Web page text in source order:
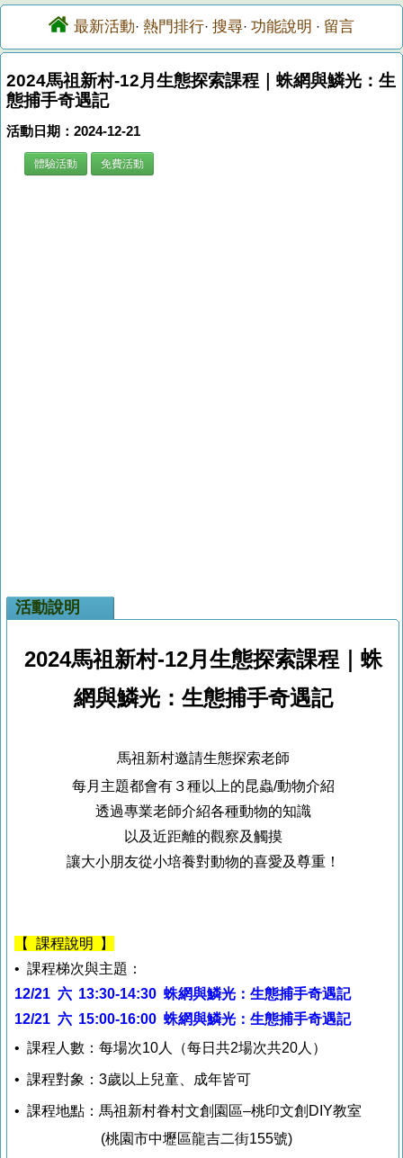
最新活動· 熱門排行· 搜尋· 功能說明 · 留言
2024馬祖新村-12月生態探索課程｜蛛網與鱗光：生
態捕手奇遇記
活動日期：2024-12-21
體驗活動 免費活動
活動說明
2024馬祖新村-12月生態探索課程｜ 蛛
網與鱗光：生態捕手奇遇記
馬祖新村邀請生態探索老師
每月主題都會有３種以上的昆蟲/動物介紹
透過專業老師介紹各種動物的知識
以及近距離的觀察及觸摸
讓大小朋友從小培養對動物的喜愛及尊重！
【 課程說明 】
• 課程梯次與主題：
12/21 六 13:30-14:30 蛛網與鱗光：生態捕手奇遇記
12/21 六15:00-16:00 蛛網與鱗光：生態捕手奇遇記
• 課程人數：每場次10人（每日共2場次共20人）
• 課程對象：3歲以上兒童、成年皆可
• 課程地點：馬祖新村眷村文創園區–桃印文創DIY教室
(桃園市中壢區龍吉二街155號)